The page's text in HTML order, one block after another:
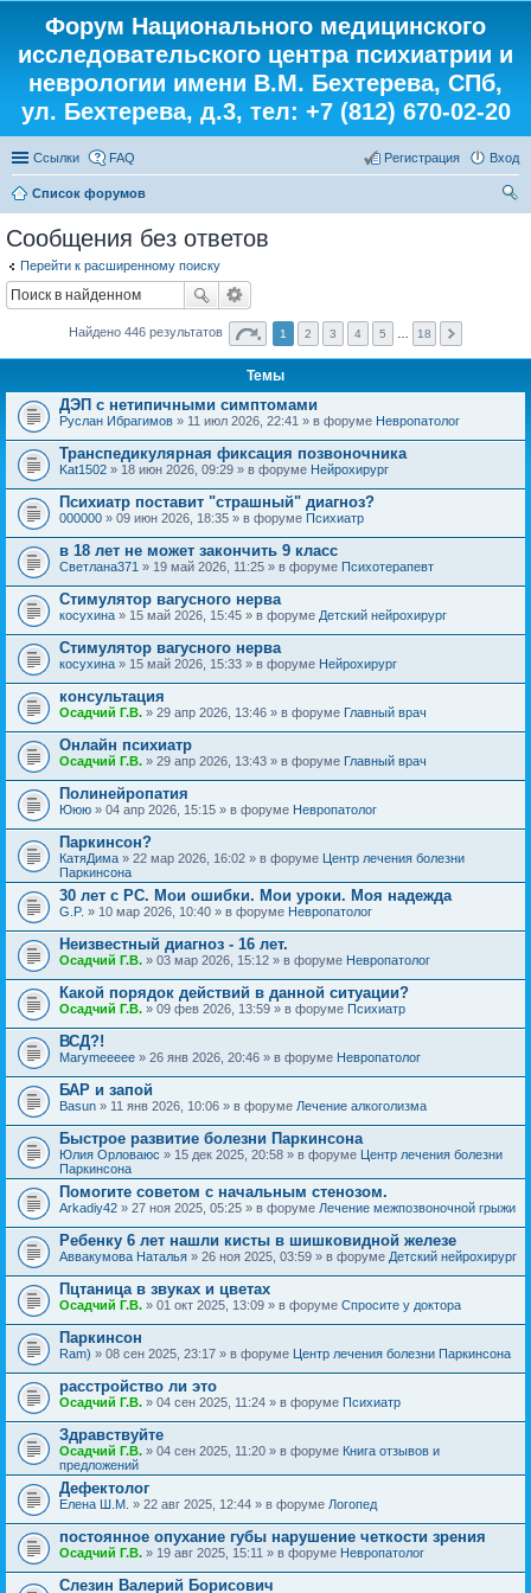
Форум Национального медицинского
исследовательского центра психиатрии и
неврологии имени В.М. Бехтерева, СПб,
ул. Бехтерева, д.3, тел: +7 (812) 670-02-20
Ссылки FAQ Вход
Регистрация
Список форумов
Сообщения без ответов
Перейти к расширенному поиску
Найдено 446 результатов 1 2 3 4 5 18
Темы
ДЭП с нетипичными симптомами
Руслан Ибрагимов » 11 июл 2026, 22:41 » в форуме Невропатолог
Транспедикулярная фиксация позвоночника
Kat1502 » 18 июн 2026, 09:29 » в форуме Нейрохирург
Психиатр поставит "страшный" диагноз?
000000 » 09 июн 2026, 18:35 » в форуме Психиатр
в 18 лет не может закончить 9 класс
Светлана371 » 19 май 2026, 11:25 » в форуме Психотерапевт
Стимулятор вагусного нерва
косухина » 15 май 2026, 15:45 » в форуме Детский нейрохирург
Стимулятор вагусного нерва
косухина » 15 май 2026, 15:33 » в форуме Нейрохирург
консультация
Осадчий Г.В. » 29 апр 2026, 13:46 » в форуме Главный врач
Онлайн психиатр
Осадчий Г.В. » 29 апр 2026, 13:43 » в форуме Главный врач
Полинейропатия
Ююю » 04 апр 2026, 15:15 » в форуме Невропатолог
Паркинсон?
КатяДима » 22 мар 2026, 16:02 » в форуме Центр лечения болезни
Паркинсона
30 лет с РС. Мои ошибки. Мои уроки. Моя надежда
G.P. » 10 мар 2026, 10:40 » в форуме Невропатолог
Неизвестный диагноз - 16 лет.
Осадчий Г.В. » 03 мар 2026, 15:12 » в форуме Невропатолог
Какой порядок действий в данной ситуации?
Осадчий Г.В. » 09 фев 2026, 13:59 » в форуме Психиатр
ВСД?!
Marymeeeee » 26 янв 2026, 20:46 » в форуме Невропатолог
БАР и запой
Basun » 11 янв 2026, 10:06 » в форуме Лечение алкоголизма
Быстрое развитие болезни Паркинсона
Юлия Орловаюс » 15 дек 2025, 20:58 » в форуме Центр лечения болезни
Паркинсона
Помогите советом с начальным стенозом.
Arkadiy42 » 27 ноя 2025, 05:25 » в форуме Лечение межпозвоночной грыжи
Ребенку 6 лет нашли кисты в шишковидной железе
Аввакумова Наталья » 26 ноя 2025, 03:59 » в форуме Детский нейрохирург
Пцтаница в звуках и цветах
Осадчий Г.В. » 01 окт 2025, 13:09 » в форуме Спросите у доктора
Паркинсон
Ram) » 08 сен 2025, 23:17 » в форуме Центр лечения болезни Паркинсона
расстройство ли это
Осадчий Г.В. » 04 сен 2025, 11:24 » в форуме Психиатр
Здравствуйте
Осадчий Г.В. » 04 сен 2025, 11:20 » в форуме Книга отзывов и
предложений
Дефектолог
Елена Ш.М. » 22 авг 2025, 12:44 » в форуме Логопед
постоянное опухание губы нарушение четкости зрения
Осадчий Г.В. » 19 авг 2025, 15:11 » в форуме Невропатолог
Слезин Валерий Борисович